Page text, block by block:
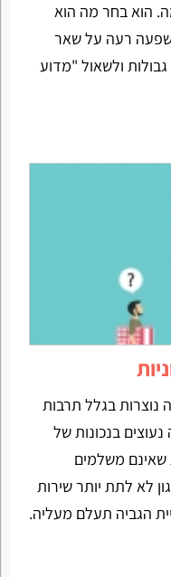
הוא בחר מה הוא
רעה על שאר
ולשאול "מדוע
נוצרות בגלל תרבות
בנכונות של
שאינם משלמים
לא לתת יותר שירות
הגביה תעלם מעליה.